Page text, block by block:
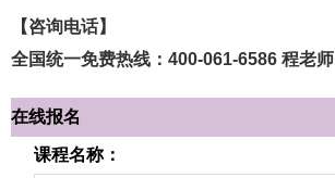
【咨询电话】
全国统一免费热线：400-061-6586 程老师
在线报名
课程名称：